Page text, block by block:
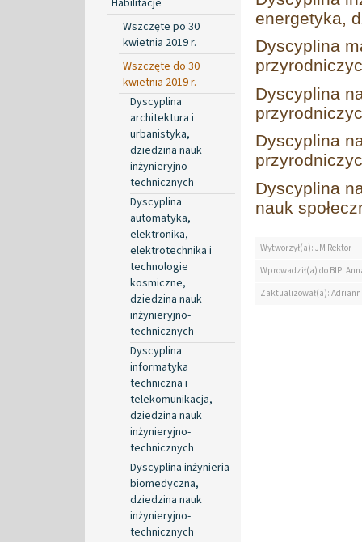
Wszczęte po 30
kwietnia 2019 r.
Wszczęte do 30
kwietnia 2019 r.
Dyscyplina
architektura i
urbanistyka,
dziedzina nauk
inżynieryjno-
technicznych
Dyscyplina
automatyka,
elektronika,
elektrotechnika i
technologie
kosmiczne,
dziedzina nauk
inżynieryjno-
technicznych
Dyscyplina
informatyka
techniczna i
telekomunikacja,
dziedzina nauk
inżynieryjno-
technicznych
Dyscyplina inżynieria
biomedyczna,
dziedzina nauk
inżynieryjno-
technicznych
energetyka,
Dyscyplina
Dyscyplina
Dyscyplina
Dyscyplina
nauk
Wytworzył(a): JM Rektor
Wprowadził(a) do BIP:
Zaktualizował(a):